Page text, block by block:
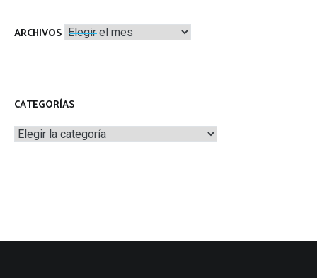
ARCHIVOS Archivos
CATEGORÍAS
Categorías